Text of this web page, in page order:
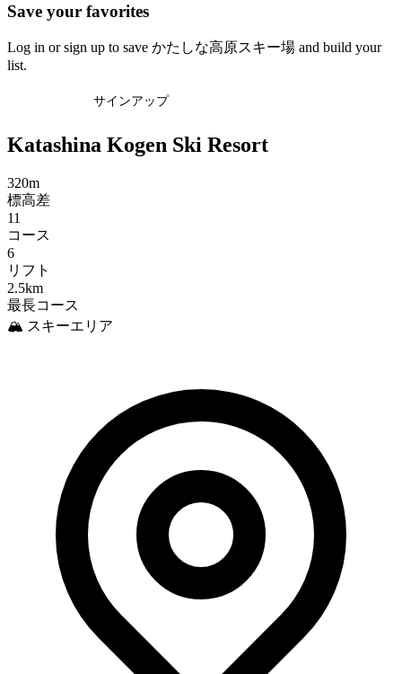
Save your favorites
Log in or sign up to save かたしな高原スキー場 and build your
list.
サインアップ
Katashina Kogen Ski Resort
320m
標高差
11
コース
6
リフト
2.5km
最長コース
🏔️ スキーエリア